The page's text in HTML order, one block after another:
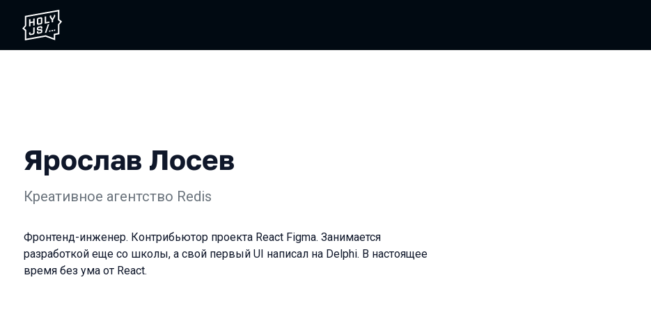
Ярослав Лосев
Креативное агентство Redis
Фронтенд-инженер. Контрибьютор проекта React Figma. Занимается
разработкой еще со школы, а свой первый UI написал на Delphi. В настоящее
время без ума от React.